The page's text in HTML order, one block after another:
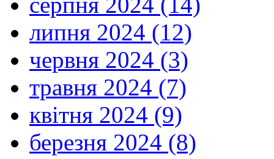
липня 2024 (12)
червня 2024 (3)
травня 2024 (7)
квітня 2024 (9)
березня 2024 (8)